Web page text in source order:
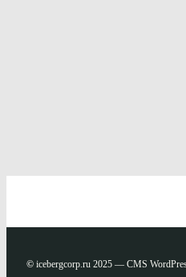
© icebergcorp.ru 2025 — CMS